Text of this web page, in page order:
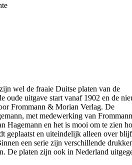
wel de fraaie Duitse platen van de
oude uitgave start vanaf 1902 en de
Frommann & Morian Verlag. De
met medewerking van
Hagemann en het is mooi om te zien
geplaatst en uiteindelijk alleen over
een serie zijn verschillende
De platen zijn ook in Nederland